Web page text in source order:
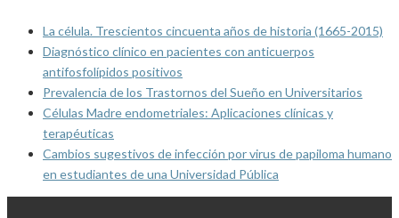
La célula. Trescientos cincuenta años de historia (1665-2015)
Diagnóstico clínico en pacientes con anticuerpos
antifosfolípidos positivos
Prevalencia de los Trastornos del Sueño en Universitarios
Células Madre endometriales: Aplicaciones clínicas y
terapéuticas
Cambios sugestivos de infección por virus de papiloma humano
en estudiantes de una Universidad Pública